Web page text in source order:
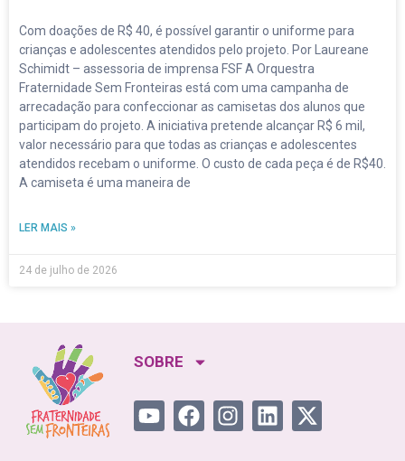
Com doações de R$ 40, é possível garantir o uniforme para
crianças e adolescentes atendidos pelo projeto. Por Laureane
Schimidt – assessoria de imprensa FSF A Orquestra
Fraternidade Sem Fronteiras está com uma campanha de
arrecadação para confeccionar as camisetas dos alunos que
participam do projeto. A iniciativa pretende alcançar R$ 6 mil,
valor necessário para que todas as crianças e adolescentes
atendidos recebam o uniforme. O custo de cada peça é de R$40.
A camiseta é uma maneira de
LER MAIS »
24 de julho de 2026
SOBRE